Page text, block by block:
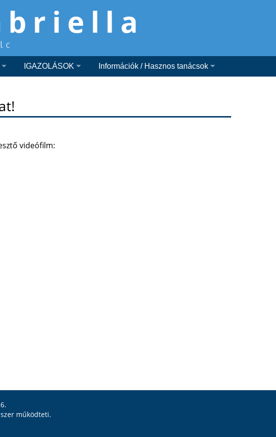
IGAZOLÁSOK Információk / Hasznos tanácsok
videófilm:
működteti.